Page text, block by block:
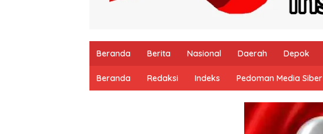
Beranda Berita Nasional Daerah Depok
Beranda Redaksi Indeks Pedoman Media Siber